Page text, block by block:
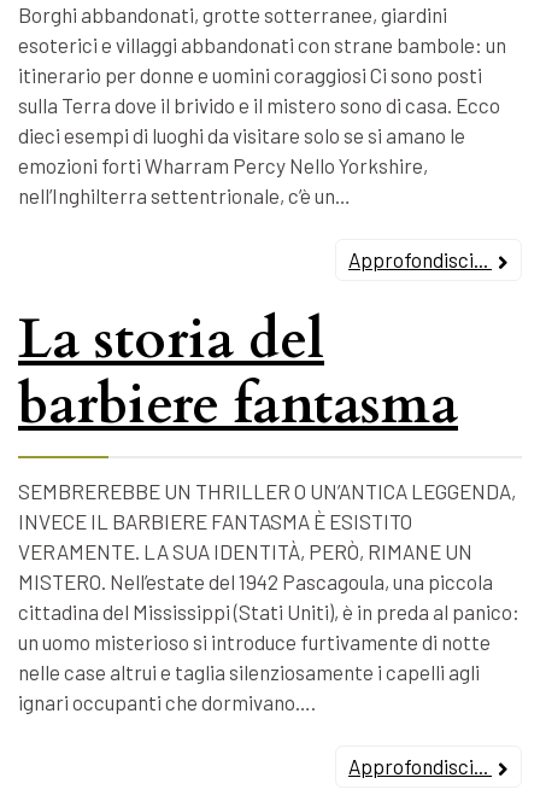
Borghi abbandonati, grotte sotterranee, giardini
esoterici e villaggi abbandonati con strane bambole: un
itinerario per donne e uomini coraggiosi Ci sono posti
sulla Terra dove il brivido e il mistero sono di casa. Ecco
dieci esempi di luoghi da visitare solo se si amano le
emozioni forti Wharram Percy Nello Yorkshire,
nell’Inghilterra settentrionale, c’è un…
Approfondisci...
La storia del
barbiere fantasma
SEMBREREBBE UN THRILLER O UN’ANTICA LEGGENDA,
INVECE IL BARBIERE FANTASMA È ESISTITO
VERAMENTE. LA SUA IDENTITÀ, PERÒ, RIMANE UN
MISTERO. Nell’estate del 1942 Pascagoula, una piccola
cittadina del Mississippi (Stati Uniti), è in preda al panico:
un uomo misterioso si introduce furtivamente di notte
nelle case altrui e taglia silenziosamente i capelli agli
ignari occupanti che dormivano….
Approfondisci...